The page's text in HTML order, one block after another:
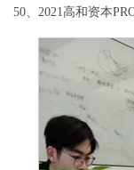
50、 2021高和资本